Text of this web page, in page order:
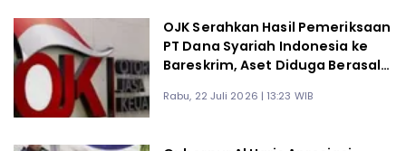
OJK Serahkan Hasil Pemeriksaan
PT Dana Syariah Indonesia ke
Bareskrim, Aset Diduga Berasal
Rabu, 22 Juli 2026 | 13:23 WIB